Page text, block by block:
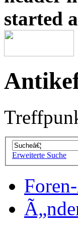
started
Erweiterte Suche